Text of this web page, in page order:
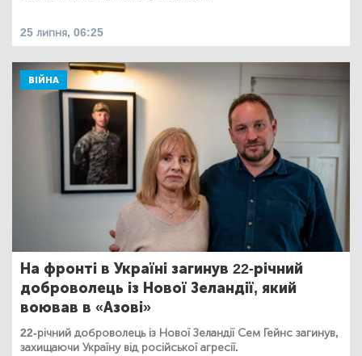
25 липня, 06:25
ВІЙНА
На фронті в Україні загинув 22-річний
доброволець із Нової Зеландії, який
воював в «Азові»
22-річний доброволець із Нової Зеландії Сем Гейнс загинув,
захищаючи Україну від російської агресії.